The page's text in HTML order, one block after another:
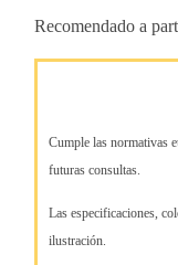
Recomendado a
Cumple las normativas
futuras consultas.
Las especificaciones,
ilustración.